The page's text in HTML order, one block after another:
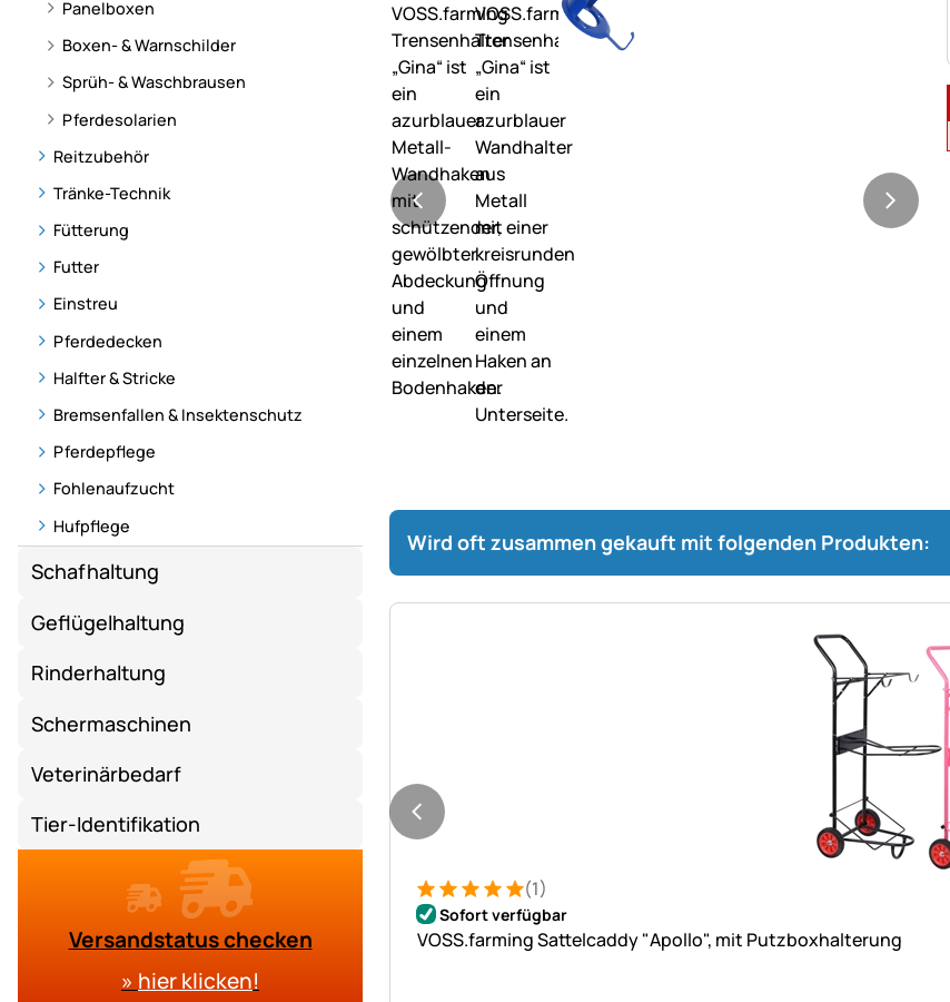
Panelboxen
Boxen- & Warnschilder
Sprüh- & Waschbrausen
Pferdesolarien
Reitzubehör
Tränke-Technik
Fütterung
Futter
Einstreu
Pferdedecken
Halfter & Stricke
Bremsenfallen & Insektenschutz
Pferdepflege
Fohlenaufzucht
Hufpflege
Schafhaltung
Geflügelhaltung
Rinderhaltung
Schermaschinen
Veterinärbedarf
Tier-Identifikation
Versandstatus checken
» hier klicken!
Wird oft zusammen gekauft mit folgenden Produkten:
Bewertung: 5 von 5 (1 Bewertungen)
1 Bewertung (1)
Sofort verfügbar
VOSS.farming Sattelcaddy "Apollo", mit Putzboxhalterung